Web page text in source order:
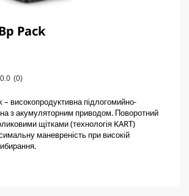
Pack
0.0 (0)
– високопродуктивна підлогомийно-
з акумуляторним приводом. Поворотний
щітками (технологія KART)
маневреність при високій